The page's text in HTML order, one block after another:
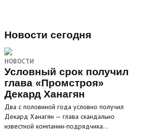
Новости сегодня
НОВОСТИ
Условный срок получил
глава «Промстроя»
Декард Ханагян
Два с половиной года условно получил
Декард Ханагян — глава скандально
известной компании‑подрядчика…